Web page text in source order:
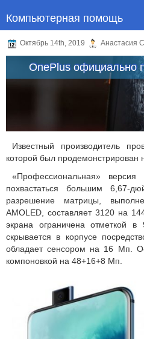
Компьютерная помощь
Октябрь 14th, 2019 Анастасия
OnePlus официально
Известный производитель
которой был продемонстрирован
«Профессиональная»
похвастаться большим 6,67-
разрешение матрицы,
AMOLED, составляет 3120 на
экрана ограничена отметкой
скрывается в корпусе
обладает сенсором на 16 Мп.
компоновкой на 48+16+8 Мп.